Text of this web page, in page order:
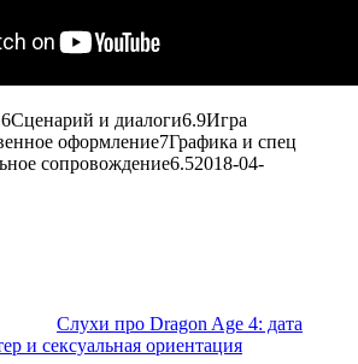
Сценарий и диалоги6.9Игра
оформление7Графика и спец
сопровождение6.52018-04-
Слухи про Dragon Age 4: дата
и сексуальная ориентация